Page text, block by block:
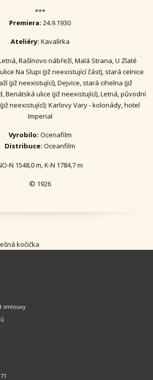
***
Premiera: 24.9.1930
Ateliéry: Kavalírka
Rašínovo nábřeží, Malá Strana, U Zlaté
Na Slupi (již neexistující část), stará celnice
(již neexistující), Dejvice, stará cihelna (již
Benátská ulice (již neexistující), Letná, původní
neexistující); Karlovy Vary - kolonády, hotel
Imperial
Vyrobilo: Ocenafilm
Distribuce: Oceanfilm
N 1548,0 m, K-N 1784,7 m
© 1926
kočička
smlouvy